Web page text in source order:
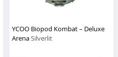
YCOO Biopod Kombat – Deluxe
ArenaSilverlit